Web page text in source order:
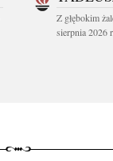
Z głębokim
sierpnia 2026